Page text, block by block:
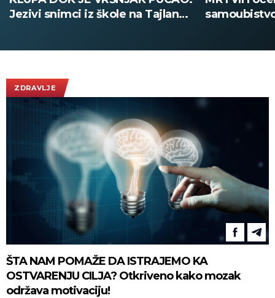
samoubistvo! Užasne scene sa
ubedljivom
ZDRAVLJE
ŠTA NAM POMAŽE DA ISTRAJEMO KA
OSTVARENJU CILJA? Otkriveno kako mozak
održava motivaciju!